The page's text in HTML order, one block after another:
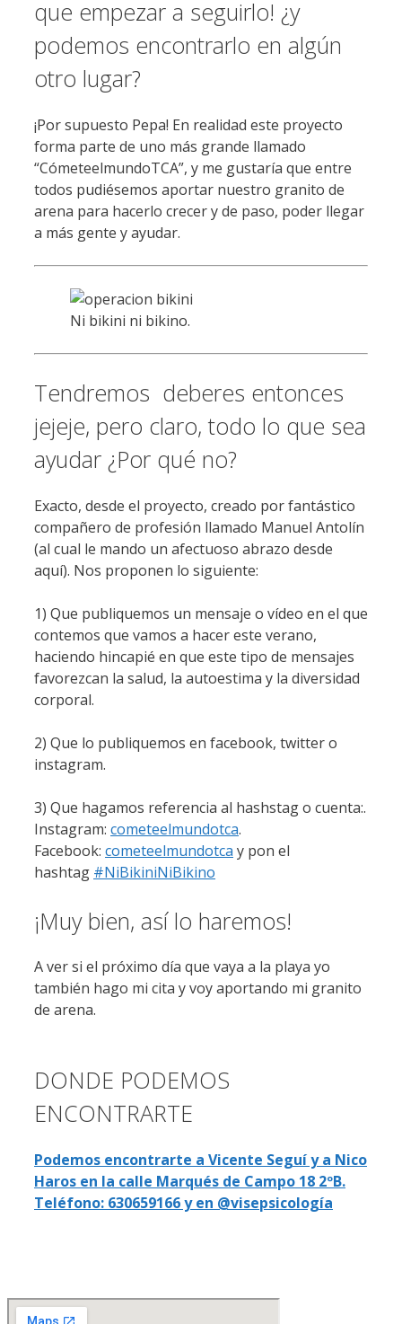
que empezar a seguirlo! ¿y
podemos encontrarlo en algún
otro lugar?
¡Por supuesto Pepa! En realidad este proyecto
forma parte de uno más grande llamado
“CómeteelmundoTCA”, y me gustaría que entre
todos pudiésemos aportar nuestro granito de
arena para hacerlo crecer y de paso, poder llegar
a más gente y ayudar.
Ni bikini ni bikino.
Tendremos deberes entonces
jejeje, pero claro, todo lo que sea
ayudar ¿Por qué no?
Exacto, desde el proyecto, creado por fantástico
compañero de profesión llamado Manuel Antolín
(al cual le mando un afectuoso abrazo desde
aquí). Nos proponen lo siguiente:
1) Que publiquemos un mensaje o vídeo en el que
contemos que vamos a hacer este verano,
haciendo hincapié en que este tipo de mensajes
favorezcan la salud, la autoestima y la diversidad
corporal.
2) Que lo publiquemos en facebook, twitter o
instagram.
3) Que hagamos referencia al hashstag o cuenta:.
Instagram: cometeelmundotca.
Facebook: cometeelmundotca y pon el
hashtag #NiBikiniNiBikino
¡Muy bien, así lo haremos!
A ver si el próximo día que vaya a la playa yo
también hago mi cita y voy aportando mi granito
de arena.
DONDE PODEMOS
ENCONTRARTE
Podemos encontrarte a Vicente Seguí y a Nico
Haros en la calle Marqués de Campo 18 2ºB.
Teléfono: 630659166 y en @visepsicología